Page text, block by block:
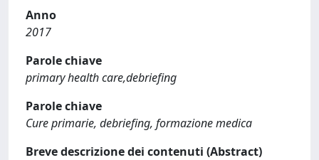
Anno
2017
Parole chiave
primary health care,debriefing
Parole chiave
Cure primarie, debriefing, formazione medica
Breve descrizione dei contenuti (Abstract)